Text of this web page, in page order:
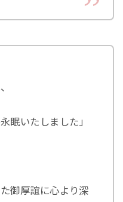
眠いたしました」
御厚誼に心より深